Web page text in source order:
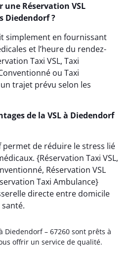
Réservation VSL
Diedendorf ?
simplement en fournissant
et l’heure du rendez-
Taxi VSL, Taxi
ou Taxi
trajet prévu selon les
de la VSL à Diedendorf
permet de réduire le stress lié
{Réservation Taxi VSL,
Réservation VSL
Taxi Ambulance}
directe entre domicile
Diedendorf – 67260 sont prêts à
offrir un service de qualité.